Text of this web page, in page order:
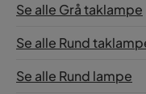
Se alle Grå taklampe
Se alle Rund
Se alle Rund lampe